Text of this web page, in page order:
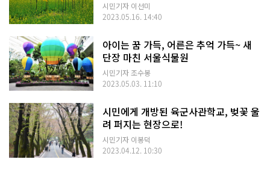
시민기자 이선미
2023.05.16. 14:40
아이는 꿈 가득, 어른은 추억 가득~ 새
단장 마친 서울식물원
시민기자 조수봉
2023.05.03. 11:10
시민에게 개방된 육군사관학교, 벚꽃 울
려 퍼지는 현장으로!
시민기자 이봉덕
2023.04.12. 10:30